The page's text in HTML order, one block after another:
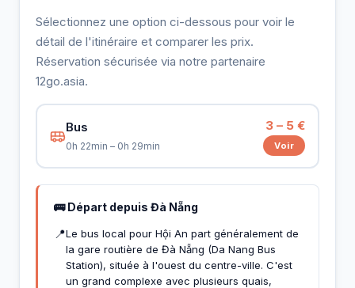
Sélectionnez une option ci-dessous pour voir le
détail de l'itinéraire et comparer les prix.
Réservation sécurisée via notre partenaire
12go.asia.
Bus
0h 22min – 0h 29min
3 – 5 €
Voir
🚌 Départ depuis Đà Nẵng
📍Le bus local pour Hội An part généralement de
la gare routière de Đà Nẵng (Da Nang Bus
Station), située à l'ouest du centre-ville. C'est
un grand complexe avec plusieurs quais,